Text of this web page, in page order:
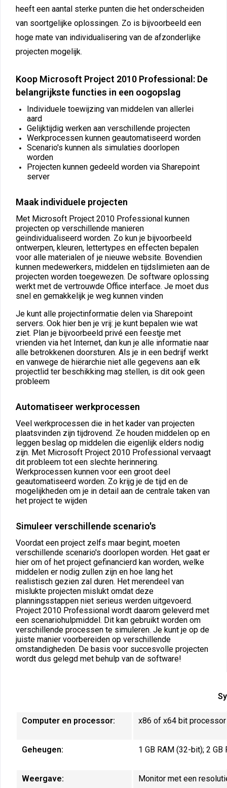
heeft een aantal sterke punten die het onderscheiden
van soortgelijke oplossingen. Zo is bijvoorbeeld een
hoge mate van individualisering van de afzonderlijke
projecten mogelijk.
Koop Microsoft Project 2010 Professional: De
belangrijkste functies in een oogopslag
Individuele toewijzing van middelen van allerlei
aard
Gelijktijdig werken aan verschillende projecten
Werkprocessen kunnen geautomatiseerd worden
Scenario's kunnen als simulaties doorlopen
worden
Projecten kunnen gedeeld worden via Sharepoint
server
Maak individuele projecten
Met Microsoft Project 2010 Professional kunnen
projecten op verschillende manieren
geïndividualiseerd worden. Zo kun je bijvoorbeeld
ontwerpen, kleuren, lettertypes en effecten bepalen
voor alle materialen of je nieuwe website. Bovendien
kunnen medewerkers, middelen en tijdslimieten aan de
projecten worden toegewezen. De software oplossing
werkt met de vertrouwde Office interface. Je moet dus
snel en gemakkelijk je weg kunnen vinden
Je kunt alle projectinformatie delen via Sharepoint
servers. Ook hier ben je vrij: je kunt bepalen wie wat
ziet. Plan je bijvoorbeeld privé een feestje met
vrienden via het Internet, dan kun je alle informatie naar
alle betrokkenen doorsturen. Als je in een bedrijf werkt
en vanwege de hiërarchie niet alle gegevens aan elk
projectlid ter beschikking mag stellen, is dit ook geen
probleem
Automatiseer werkprocessen
Veel werkprocessen die in het kader van projecten
plaatsvinden zijn tijdrovend. Ze houden middelen op en
leggen beslag op middelen die eigenlijk elders nodig
zijn. Met Microsoft Project 2010 Professional vervaagt
dit probleem tot een slechte herinnering.
Werkprocessen kunnen voor een groot deel
geautomatiseerd worden. Zo krijg je de tijd en de
mogelijkheden om je in detail aan de centrale taken van
het project te wijden
Simuleer verschillende scenario's
Voordat een project zelfs maar begint, moeten
verschillende scenario's doorlopen worden. Het gaat er
hier om of het project gefinancierd kan worden, welke
middelen er nodig zullen zijn en hoe lang het
realistisch gezien zal duren. Het merendeel van
mislukte projecten mislukt omdat deze
planningsstappen niet serieus werden uitgevoerd.
Project 2010 Professional wordt daarom geleverd met
een scenariohulpmiddel. Dit kan gebruikt worden om
verschillende processen te simuleren. Je kunt je op de
juiste manier voorbereiden op verschillende
omstandigheden. De basis voor succesvolle projecten
wordt dus gelegd met behulp van de software!
Computer en processor: x86 of x64 bit
Geheugen: 1 GB RAM (32-bit); 2
Weergave: Monitor met een